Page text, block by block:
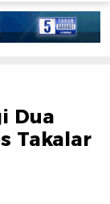
Dua
Takalar